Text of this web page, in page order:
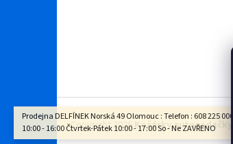
Prodejna DELFÍNEK Norská 49 Olomouc : Telefon : 608 225
10:00 - 16:00 Čtvrtek-Pátek 10:00 - 17:00 So - Ne ZAVŘENO
Copyright 2026 Kočárky